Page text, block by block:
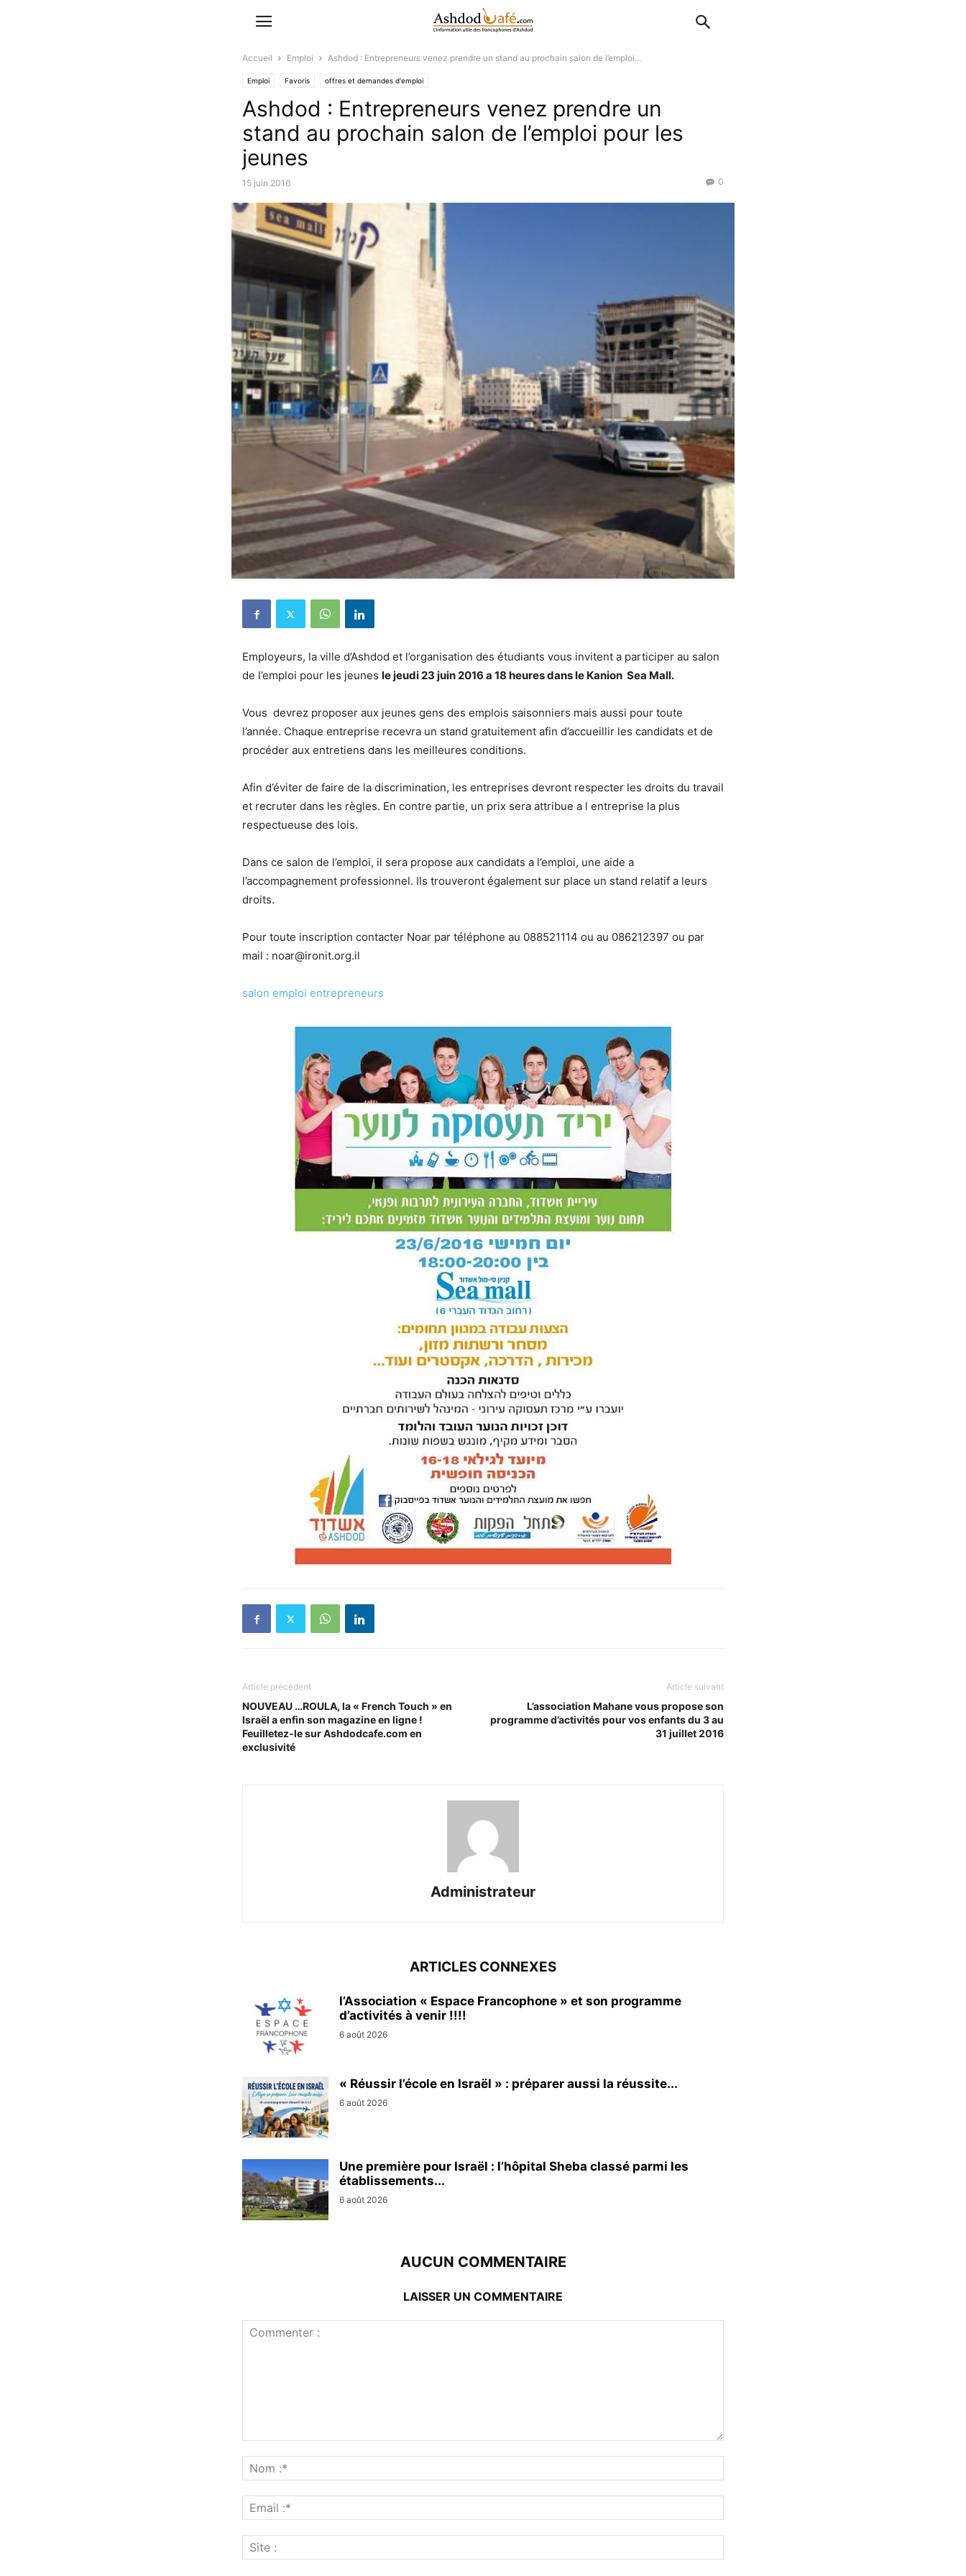
Accueil Emploi Ashdod : Entrepreneurs venez prendre un stand au prochain salon de l’emploi...
Emploi Favoris offres et demandes d'emploi
Ashdod : Entrepreneurs venez prendre un
stand au prochain salon de l’emploi pour les
jeunes
15 juin 2016 0
Employeurs, la ville d’Ashdod et l’organisation des étudiants vous invitent a participer au salon
de l’emploi pour les jeunes le jeudi 23 juin 2016 a 18 heures dans le Kanion Sea Mall.
Vous devrez proposer aux jeunes gens des emplois saisonniers mais aussi pour toute
l’année. Chaque entreprise recevra un stand gratuitement afin d’accueillir les candidats et de
procéder aux entretiens dans les meilleures conditions.
Afin d’éviter de faire de la discrimination, les entreprises devront respecter les droits du travail
et recruter dans les règles. En contre partie, un prix sera attribue a l entreprise la plus
respectueuse des lois.
Dans ce salon de l’emploi, il sera propose aux candidats a l’emploi, une aide a
l’accompagnement professionnel. Ils trouveront également sur place un stand relatif a leurs
droits.
Pour toute inscription contacter Noar par téléphone au 088521114 ou au 086212397 ou par
mail : noar@ironit.org.il
salon emploi entrepreneurs
Article précédent
NOUVEAU …ROULA, la « French Touch » en
Israël a enfin son magazine en ligne !
Feuilletez-le sur Ashdodcafe.com en
exclusivité
Article suivant
L’association Mahane vous propose son
programme d’activités pour vos enfants du 3 au
31 juillet 2016
Administrateur
ARTICLES CONNEXES
l’Association « Espace Francophone » et son programme
d’activités à venir !!!!
6 août 2026
« Réussir l’école en Israël » : préparer aussi la réussite...
6 août 2026
Une première pour Israël : l’hôpital Sheba classé parmi les
établissements...
6 août 2026
AUCUN COMMENTAIRE
LAISSER UN COMMENTAIRE